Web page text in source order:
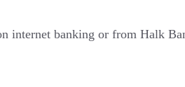
internet banking or from Halk